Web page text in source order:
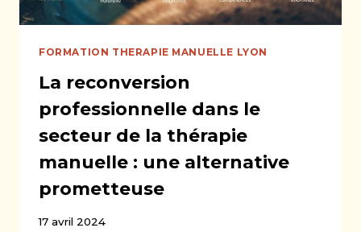
FORMATION THERAPIE MANUELLE LYON
La reconversion
professionnelle dans le
secteur de la thérapie
manuelle : une alternative
prometteuse
17 avril 2024